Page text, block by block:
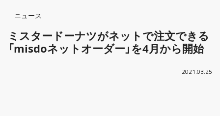
Breadcrumb
ニュース
ミスタードーナツがネットで注文できる
「misdoネットオーダー」を4月から開始
2021.03.25